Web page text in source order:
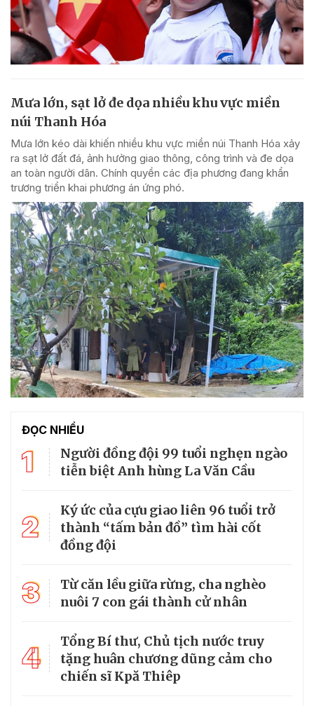
Mưa lớn, sạt lở đe dọa nhiều khu vực miền
núi Thanh Hóa
Mưa lớn kéo dài khiến nhiều khu vực miền núi Thanh Hóa xảy
ra sạt lở đất đá, ảnh hưởng giao thông, công trình và đe dọa
an toàn người dân. Chính quyền các địa phương đang khẩn
trương triển khai phương án ứng phó.
ĐỌC NHIỀU
1
Người đồng đội 99 tuổi nghẹn ngào
tiễn biệt Anh hùng La Văn Cầu
2
Ký ức của cựu giao liên 96 tuổi trở
thành “tấm bản đồ” tìm hài cốt
đồng đội
3
Từ căn lều giữa rừng, cha nghèo
nuôi 7 con gái thành cử nhân
4
Tổng Bí thư, Chủ tịch nước truy
tặng huân chương dũng cảm cho
chiến sĩ Kpă Thiêp